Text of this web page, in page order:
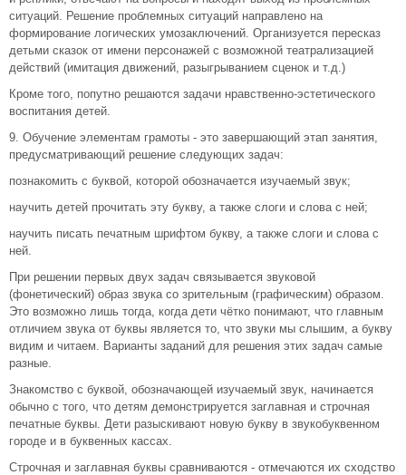
ситуаций. Решение проблемных ситуаций направлено на
формирование логических умозаключений. Организуется пересказ
детьми сказок от имени персонажей с возможной театрализацией
действий (имитация движений, разыгрыванием сценок и т.д.)
Кроме того, попутно решаются задачи нравственно-эстетического
воспитания детей.
9. Обучение элементам грамоты - это завершающий этап занятия,
предусматривающий решение следующих задач:
познакомить с буквой, которой обозначается изучаемый звук;
научить детей прочитать эту букву, а также слоги и слова с ней;
научить писать печатным шрифтом букву, а также слоги и слова с
ней.
При решении первых двух задач связывается звуковой
(фонетический) образ звука со зрительным (графическим) образом.
Это возможно лишь тогда, когда дети чётко понимают, что главным
отличием звука от буквы является то, что звуки мы слышим, а букву
видим и читаем. Варианты заданий для решения этих задач самые
разные.
Знакомство с буквой, обозначающей изучаемый звук, начинается
обычно с того, что детям демонстрируется заглавная и строчная
печатные буквы. Дети разыскивают новую букву в звукобуквенном
городе и в буквенных кассах.
Строчная и заглавная буквы сравниваются - отмечаются их сходство